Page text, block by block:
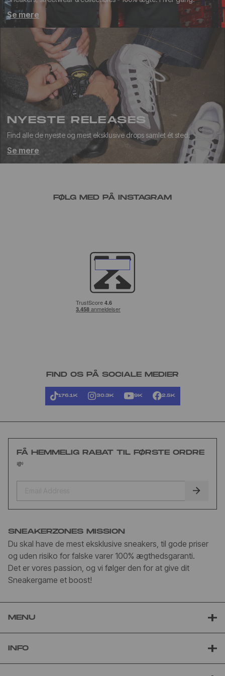
Se mere
NYESTE RELEASES
Find alle de nyeste og mest eksklusive drops samlet ét sted.
Se mere
FØLG MED PÅ INSTAGRAM
FIND OS PÅ SOCIALE MEDIER
176.1K 30.3K 9K 2.5K
FÅ HEMMELIG RABAT TIL FØRSTE ORDRE
💸
SNEAKERZONES MISSION
Du skal have de mest eksklusive sneakers, til gode priser
og uden risiko for falske varer 100% ægthedsgaranti.
Det er vores passion, og vi følger den for at give dit
Sneakergame et boost!
MENU
INFO